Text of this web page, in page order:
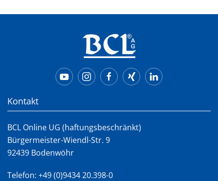
Kontakt
BCL Online UG (haftungsbeschränkt)
Bürgermeister-Wiendl-Str. 9
92439 Bodenwöhr
Telefon: +49 (0)9434 20.398-0